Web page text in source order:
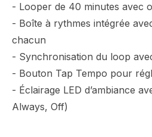
- Looper de 40 minutes avec
- Boîte à rythmes intégrée
chacun
- Synchronisation du loop
- Bouton Tap Tempo pour
- Éclairage LED d’ambiance
Always, Off)